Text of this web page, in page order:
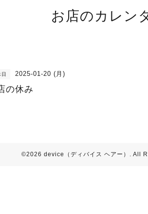
お店のカレン
2025-01-20 (月)
の休み
©2026 device（ディバイス ヘアー） . All